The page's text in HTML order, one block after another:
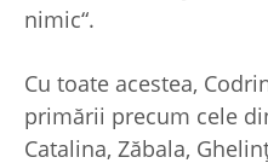
nimic“.
Cu toate acestea,
primării precum cele
Catalina, Zăbala,